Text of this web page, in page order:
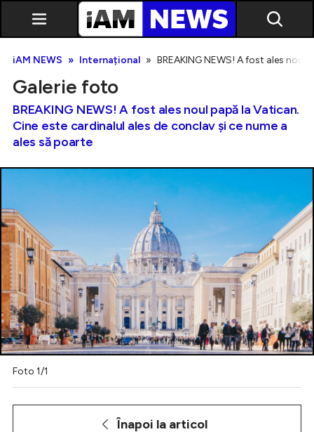
Exclusiv
Creează cont
iAM NEWS Internațional BREAKING NEWS! A fost ales
Galerie foto
BREAKING NEWS! A fost ales noul papă la Vatican.
Cine este cardinalul ales de conclav și ce nume a
ales să poarte
Foto 1/1
Înapoi la articol